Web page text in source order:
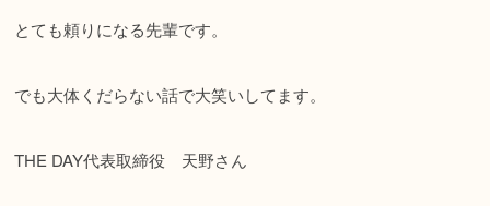
とても頼りになる先輩です。
でも大体くだらない話で大笑いしてます。
THE DAY代表取締役 天野さん